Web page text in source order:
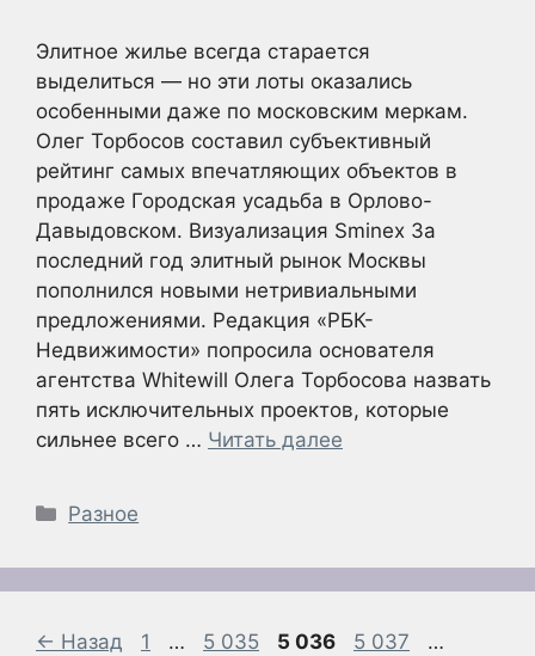
Элитное жилье всегда старается
выделиться — но эти лоты оказались
особенными даже по московским меркам.
Олег Торбосов составил субъективный
рейтинг самых впечатляющих объектов в
продаже Городская усадьба в Орлово-
Давыдовском. Визуализация Sminex За
последний год элитный рынок Москвы
пополнился новыми нетривиальными
предложениями. Редакция «РБК-
Недвижимости» попросила основателя
агентства Whitewill Олега Торбосова назвать
пять исключительных проектов, которые
сильнее всего … Читать далее
Рубрики
Разное
← Назад Страница
1 … Страница
5 035 Страница
5 036 Страница
5 037 …